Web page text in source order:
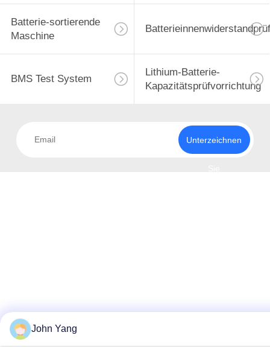
Batterie-sortierende
Maschine
BMS Test System
Lithium-Batterie-
Kapazitätsprüfvorrichtung
Unterzeichnen
John Yang